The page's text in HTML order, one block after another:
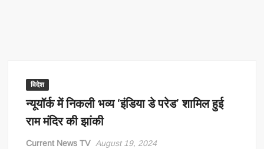
विदेश
न्यूयॉर्क में निकली भव्य ‘इंडिया डे परेड’ शामिल हुई
राम मंदिर की झांकी
Current News TV August 19, 2024